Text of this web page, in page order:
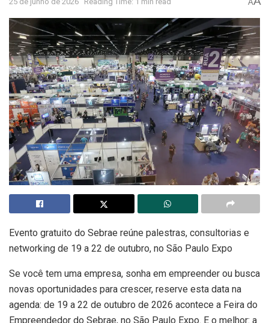
A
Evento gratuito do Sebrae reúne palestras, consultorias e
networking de 19 a 22 de outubro, no São Paulo Expo
Se você tem uma empresa, sonha em empreender ou busca
novas oportunidades para crescer, reserve esta data na
agenda: de 19 a 22 de outubro de 2026 acontece a Feira do
Empreendedor do Sebrae, no São Paulo Expo. E o melhor: a